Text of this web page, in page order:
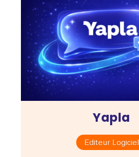
Yapla
Editeur Logiciel